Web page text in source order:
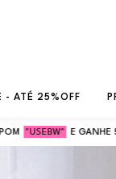
- ATÉ 25%OFF
5% NA PRIMEIRA